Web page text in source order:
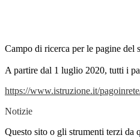
Campo di ricerca per le pagine del
A partire dal 1 luglio 2020, tutti i
https://www.istruzione.it/
Notizie
Questo sito o gli strumenti terzi da